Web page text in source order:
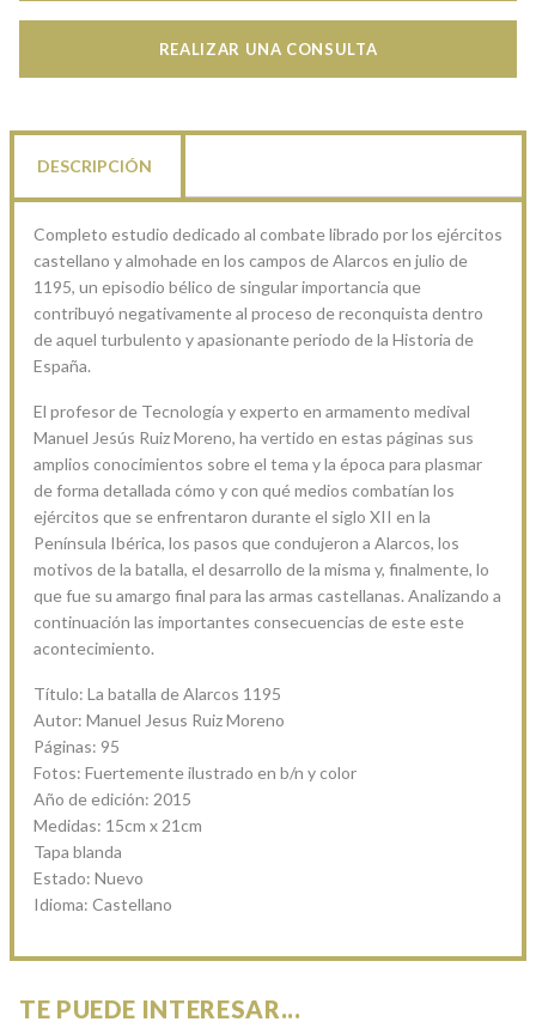
REALIZAR UNA CONSULTA
DESCRIPCIÓN
Completo estudio dedicado al combate librado por los ejércitos
castellano y almohade en los campos de Alarcos en julio de
1195, un episodio bélico de singular importancia que
contribuyó negativamente al proceso de reconquista dentro
de aquel turbulento y apasionante periodo de la Historia de
España.
El profesor de Tecnología y experto en armamento medival
Manuel Jesús Ruiz Moreno, ha vertido en estas páginas sus
amplios conocimientos sobre el tema y la época para plasmar
de forma detallada cómo y con qué medios combatían los
ejércitos que se enfrentaron durante el siglo XII en la
Península Ibérica, los pasos que condujeron a Alarcos, los
motivos de la batalla, el desarrollo de la misma y, finalmente, lo
que fue su amargo final para las armas castellanas. Analizando a
continuación las importantes consecuencias de este este
acontecimiento.
Título: La batalla de Alarcos 1195
Autor: Manuel Jesus Ruiz Moreno
Páginas: 95
Fotos: Fuertemente ilustrado en b/n y color
Año de edición: 2015
Medidas: 15cm x 21cm
Tapa blanda
Estado: Nuevo
Idioma: Castellano
TE PUEDE INTERESAR...